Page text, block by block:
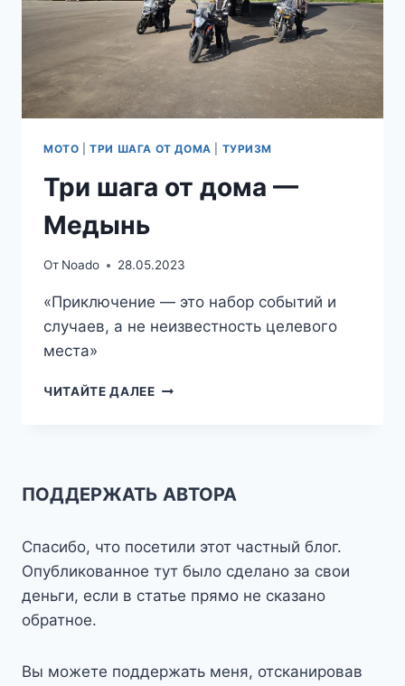
МОТО |ТРИ ШАГА ОТ ДОМА ТУРИЗМ
Три шага от дома —
Медынь
От Noado 28.05.2023
«Приключение — это набор событий и
случаев, а не неизвестность целевого
места»
ЧИТАЙТЕ ДАЛЕЕТРИ
ПОДДЕРЖАТЬ АВТОРА
Спасибо, что посетили этот частный блог.
Опубликованное тут было сделано за свои
деньги, если в статье прямо не сказано
обратное.
Вы можете поддержать меня, отсканировав